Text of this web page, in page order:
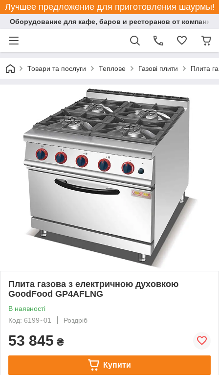
Лучшее предложение для приготовления шаурмы!
Оборудование для кафе, баров и ресторанов от компании
Товари та послуги Теплове Газові плити Плита
Плита газова з електричною духовкою
GoodFood GP4AFLNG
В наявності
Код: 6199~01
Роздріб
53 845 ₴
Купити